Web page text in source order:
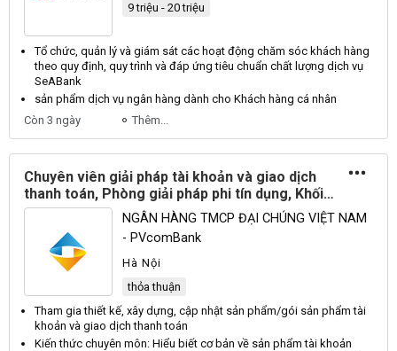
9 triệu - 20 triệu
Tổ chức, quản lý và giám sát các hoạt động chăm sóc khách hàng
theo quy định, quy trình và đáp ứng tiêu chuẩn chất lượng dịch vụ
SeABank
sản phẩm dịch vụ ngân hàng dành cho Khách hàng cá nhân
Còn 3 ngày
Thêm...
Chuyên viên giải pháp tài khoản và giao dịch
thanh toán, Phòng giải pháp phi tín dụng, Khối
Khách hàng cá nhânNGÂN HÀNG TMCP ĐẠI CHÚNG VIỆT NAM
- PVcomBank
Hà Nội
thỏa thuận
Tham gia thiết kế, xây dựng, cập nhật sản phẩm/gói sản phẩm tài
khoản và giao dịch thanh toán
Kiến thức chuyên môn: Hiểu biết cơ bản về sản phẩm tài khoản